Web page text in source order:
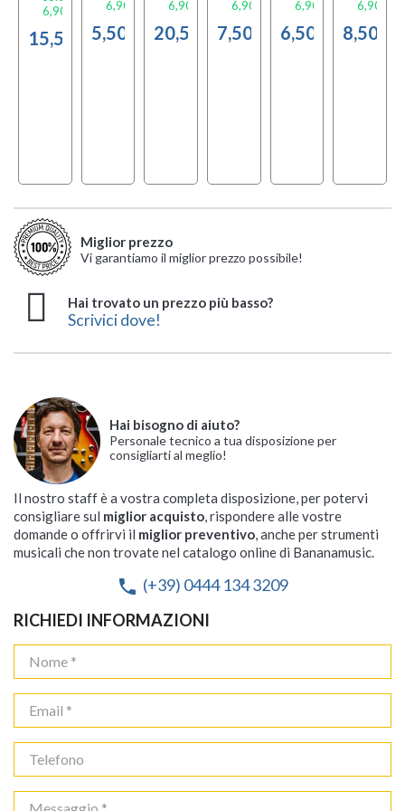
6,90 €
15,50 €
6,90 €
5,50 €
6,90 €
20,50 €
6,90 €
7,50 €
6,90 €
6,50 €
6,90 €
8,50 €
Miglior prezzo
Vi garantiamo il miglior prezzo possibile!
Hai trovato un prezzo più basso?
Scrivici dove!
Hai bisogno di aiuto?
Personale tecnico a tua disposizione per
consigliarti al meglio!
Il nostro staff è a vostra completa disposizione, per potervi
consigliare sul miglior acquisto, rispondere alle vostre
domande o offrirvi il miglior preventivo, anche per strumenti
musicali che non trovate nel catalogo online di Bananamusic.
phone (+39) 0444 134 3209
RICHIEDI INFORMAZIONI